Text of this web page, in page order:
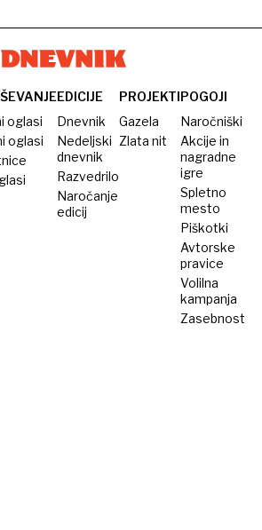
oglasi
oglasi
EDICIJE
Dnevnik
Nedeljski
dnevnik
Razvedrilo
Naročanje
edicij
PROJEKTI
Gazela
Zlata nit
POGOJI
Naročniški
Akcije in
nagradne
igre
Spletno
mesto
Piškotki
Avtorske
pravice
Volilna
kampanja
Zasebnost